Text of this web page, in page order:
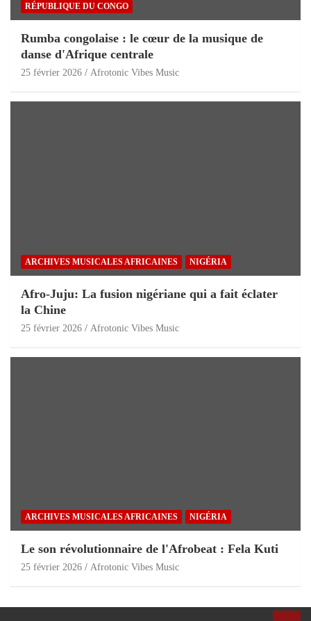
RÉPUBLIQUE DU CONGO
Rumba congolaise : le cœur de la musique de
danse d'Afrique centrale
25 février 2026 Afrotonic Vibes Music
ARCHIVES MUSICALES AFRICAINES NIGÉRIA
Afro-Juju: La fusion nigériane qui a fait éclater
la Chine
25 février 2026 Afrotonic Vibes Music
ARCHIVES MUSICALES AFRICAINES NIGÉRIA
Le son révolutionnaire de l'Afrobeat : Fela Kuti
25 février 2026 Afrotonic Vibes Music